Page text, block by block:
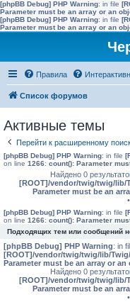
[phpBB Debug] PHP Warning: in file
Parameter must be an array or an
[phpBB Debug] PHP Warning: in file
Parameter must be an array or an
Правила
Список форумов
Активные темы
Перейти к расширенному
[phpBB Debug] PHP Warning: in file
on line 1266: count(): Parameter
Найдено 0
[ROOT]/vendor/twig/twig/lib/
Parameter must be an
[phpBB Debug] PHP Warning: in file
on line 1266: count(): Parameter
Подходящих тем или сообщений
[phpBB Debug] PHP Warning: in
[ROOT]/vendor/twig/twig/lib/
Parameter must be an array or
Найдено 0
[ROOT]/vendor/twig/twig/lib/
Parameter must be an